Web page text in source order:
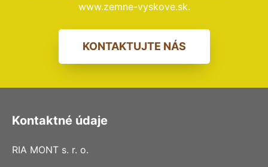
www.zemne-vyskove.sk.
KONTAKTUJTE NÁS
Kontaktné údaje
RIA MONT s. r. o.